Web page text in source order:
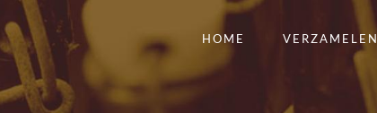
HOME VERZAMELEN